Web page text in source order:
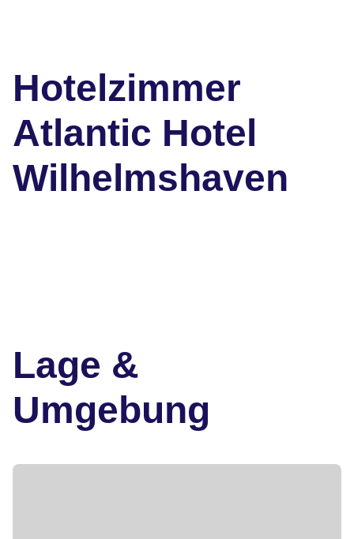
Hotelzimmer
Atlantic Hotel
Wilhelmshaven
Lage &
Umgebung